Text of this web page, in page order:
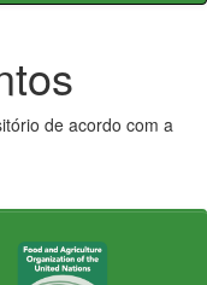
de acordo com a